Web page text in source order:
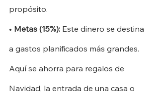
propósito.
• Metas (15%): Este dinero se destina
a gastos planificados más grandes.
Aquí se ahorra para regalos de
Navidad, la entrada de una casa o